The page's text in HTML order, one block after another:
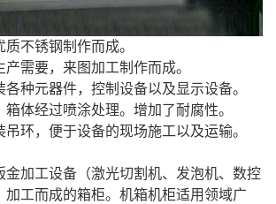
不锈钢制作而成。
需要，来图加工制作而成。
种元器件，控制设备以及显示设备。
体经过喷涂处理。增加了耐腐性。
环，便于设备的现场施工以及运输。
金加工设备（激光切割机、发泡机、数控
加工而成的箱柜。机箱机柜适用领域广